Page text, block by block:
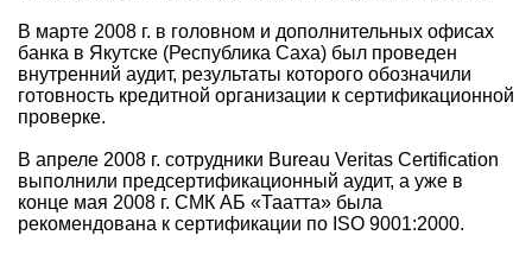
В марте 2008 г. в головном и дополнительных офисах
банка в Якутске (Республика Саха) был проведен
внутренний аудит, результаты которого обозначили
готовность кредитной организации к сертификационной
проверке.
В апреле 2008 г. сотрудники Bureau Veritas Certification
выполнили предсертификационный аудит, а уже в
конце мая 2008 г. СМК АБ «Таатта» была
рекомендована к сертификации по ISO 9001:2000.